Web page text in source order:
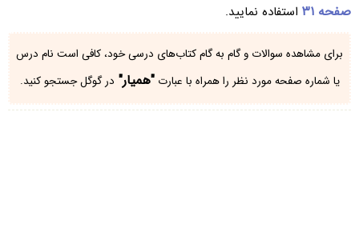
صفحه ۳۱
استفاده نمایید.
برای مشاهده سوالات و گام به گام کتاب‌های درسی خود، کافی است نام درس
یا شماره صفحه مورد نظر را همراه با عبارت"همیار" در گوگل جستجو کنید.